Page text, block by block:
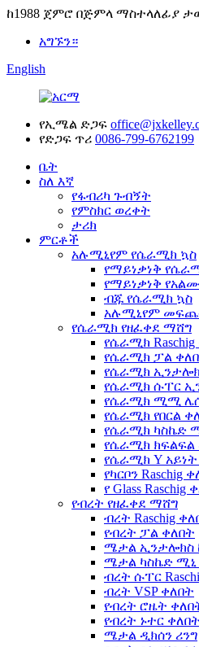
ከ1988 ጀምሮ በጅምላ ማስተላለፊያ
አግኙን።
English
የኢሜል ድጋፍ
የድጋፍ ጥሪ 0086-799-6762199
ቤት
ስለ እኛ
የፋብሪካ ጉብኝት
የምስክር ወረቀት
ታሪክ
ምርቶች
አሉሚኒየም የሴራሚክ ኳስ
የማይነቃነቅ
የማይነቃነቅ
ብጁ የሴራሚክ ኳስ
አሉሚኒየም
የሴራሚክ የዘፈቀደ ማሸግ
የሴራሚክ Raschig
የሴራሚክ ፓል
የሴራሚክ
የሴራሚክ ሱፐር
የሴራሚክ ሚሚ
የሴራሚክ የበርል
የሴራሚክ ካስኬድ
የሴራሚክ ክፍልፍል
የሴራሚክ Y
የካርቦን Raschig
የ Glass Raschig
የብረት የዘፈቀደ ማሸግ
ብረት Raschig
የብረት ፓል ቀለበት
ሜታል ኢንታሎክስ
ሜታል ካስኬድ ሚኒ
ብረት ሱፐር
ብረት VSP ቀለበት
የብረት ሮዜት
የብረት ኑተር ቀለበት
ሜታል ዲክሰን ሪንግ